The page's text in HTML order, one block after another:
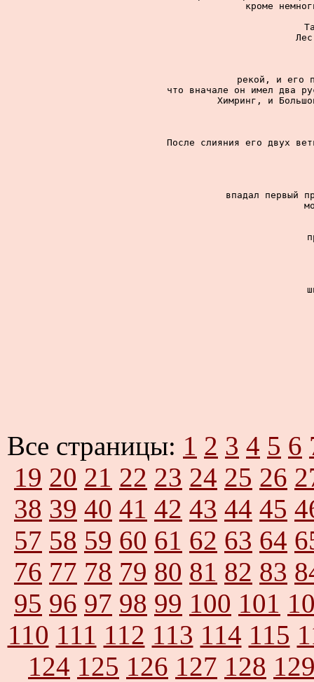
кроме
рекой, и его
что вначале он имел два
Химринг, и
После слияния его двух
впадал первый
Все страницы: 1 2 3 4 5 6
19 20 21 22 23 24 25 26
38 39 40 41 42 43 44 45
57 58 59 60 61 62 63 64
76 77 78 79 80 81 82 83
95 96 97 98 99 100 101
110 111 112 113 114 115
124 125 126 127 128